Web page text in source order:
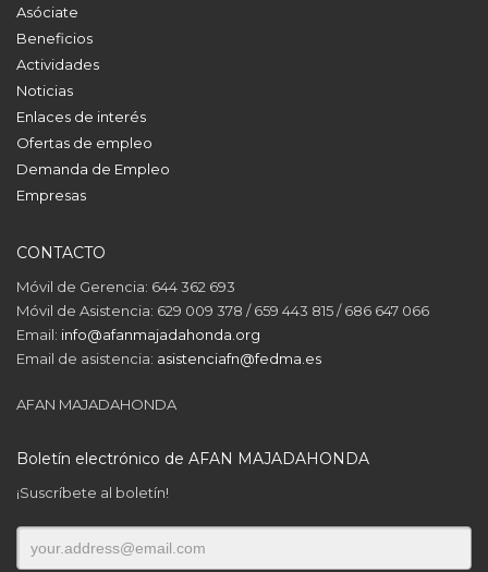
Asóciate
Beneficios
Actividades
Noticias
Enlaces de interés
Ofertas de empleo
Demanda de Empleo
Empresas
CONTACTO
Móvil de Gerencia: 644 362 693
Móvil de Asistencia: 629 009 378 / 659 443 815 / 686 647 066
Email: info@afanmajadahonda.org
Email de asistencia: asistenciafn@fedma.es
AFAN MAJADAHONDA
Boletín electrónico de AFAN MAJADAHONDA
¡Suscríbete al boletín!